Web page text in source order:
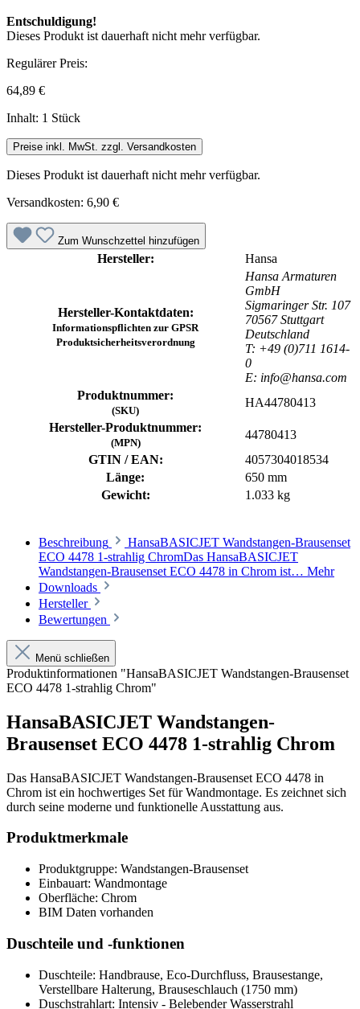
Entschuldigung!
Dieses Produkt ist dauerhaft nicht mehr verfügbar.
Regulärer Preis:
64,89 €
Inhalt: 1 Stück
Preise inkl. MwSt. zzgl. Versandkosten
Dieses Produkt ist dauerhaft nicht mehr verfügbar.
Versandkosten: 6,90 €
Zum Wunschzettel hinzufügen
Hersteller: Hansa
Hersteller-Kontaktdaten:
Informationspflichten zur GPSR
Produktsicherheitsverordnung
Hansa Armaturen
GmbH
Sigmaringer Str. 107
70567 Stuttgart
Deutschland
T: +49 (0)711 1614-
0
E: info@hansa.com
Produktnummer:
(SKU)
HA44780413
Hersteller-Produktnummer:
(MPN)
44780413
GTIN / EAN:
4057304018534
Länge:
650 mm
Gewicht:
1.033 kg
Beschreibung
HansaBASICJET Wandstangen-Brausenset
ECO 4478 1-strahlig ChromDas HansaBASICJET
Wandstangen-Brausenset ECO 4478 in Chrom ist… Mehr
Downloads
Hersteller
Bewertungen
Menü schließen
Produktinformationen "HansaBASICJET Wandstangen-Brausenset
ECO 4478 1-strahlig Chrom"
HansaBASICJET Wandstangen-
Brausenset ECO 4478 1-strahlig Chrom
Das HansaBASICJET Wandstangen-Brausenset ECO 4478 in
Chrom ist ein hochwertiges Set für Wandmontage. Es zeichnet sich
durch seine moderne und funktionelle Ausstattung aus.
Produktmerkmale
Produktgruppe: Wandstangen-Brausenset
Einbauart: Wandmontage
Oberfläche: Chrom
BIM Daten vorhanden
Duschteile und -funktionen
Duschteile: Handbrause, Eco-Durchfluss, Brausestange,
Verstellbare Halterung, Brauseschlauch (1750 mm)
Duschstrahlart: Intensiv - Belebender Wasserstrahl